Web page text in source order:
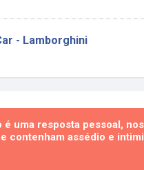
- Lamborghini
é uma resposta pessoal,
contenham assédio e